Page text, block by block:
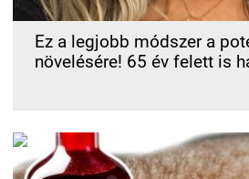
Ez a legjobb módszer a
növelésére! 65 év felett is